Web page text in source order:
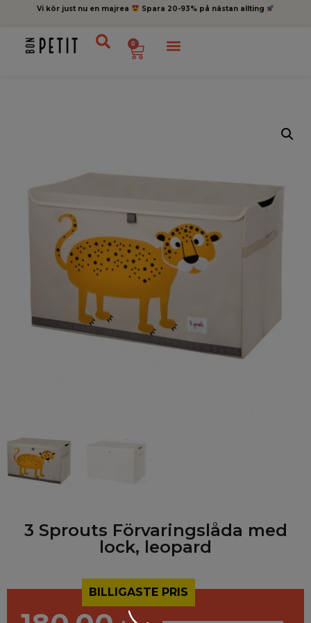
Vi kör just nu en majrea Spara 20-93% på nästan allting
0
3 Sprouts Förvaringslåda med
lock, leopard
BILLIGASTE PRIS